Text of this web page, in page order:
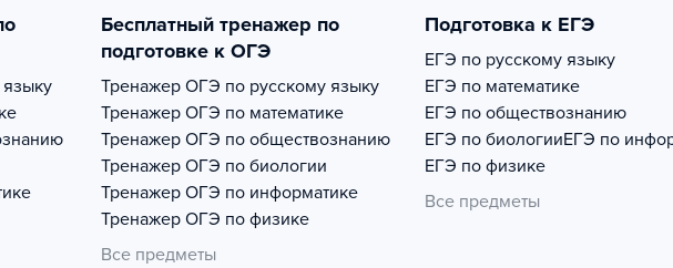
Бесплатный тренажер по
подготовке к ОГЭ
Тренажер ОГЭ по русскому языку
Тренажер ОГЭ по математике
Тренажер ОГЭ по обществознанию
Тренажер ОГЭ по биологии
Тренажер ОГЭ по информатике
Тренажер ОГЭ по физике
Все предметы
Подготовка к ЕГЭ
ЕГЭ по русскому языку
ЕГЭ по математике
ЕГЭ по обществознанию
ЕГЭ по биологииЕГЭ по
ЕГЭ по физике
Все предметы